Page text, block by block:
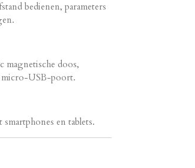
bedienen, parameters
magnetische doos,
micro-USB-poort.
en tablets.